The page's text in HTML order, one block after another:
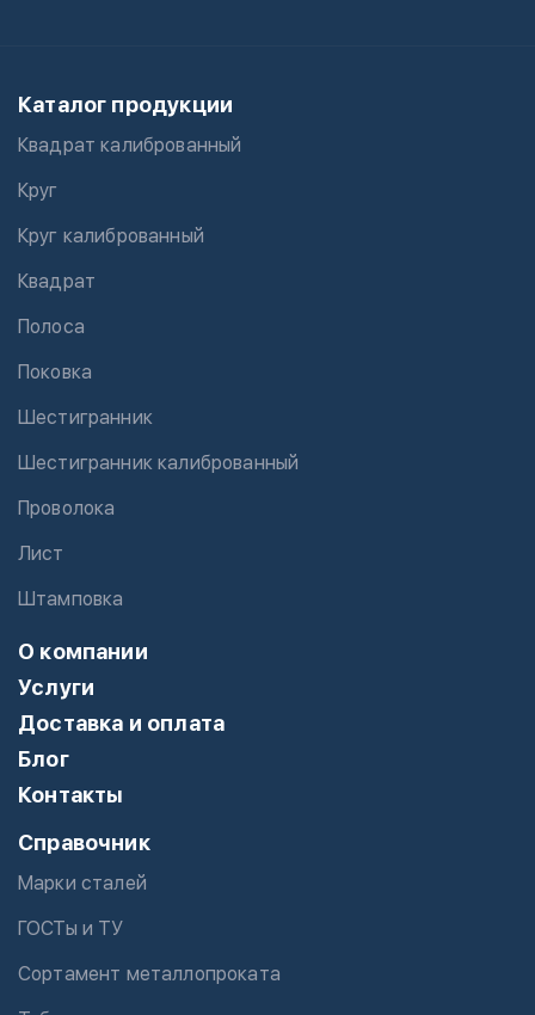
Каталог продукции
Квадрат калиброванный
Круг
Круг калиброванный
Квадрат
Полоса
Поковка
Шестигранник
Шестигранник калиброванный
Проволока
Лист
Штамповка
О компании
Услуги
Доставка и оплата
Блог
Контакты
Справочник
Марки сталей
ГОСТы и ТУ
Сортамент металлопроката